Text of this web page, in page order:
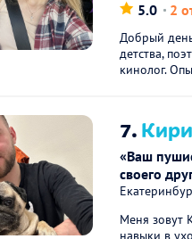
5.0 2
Добрый
детства,
кинолог.
7.
«Ваш
своего
Меня зовут
навыки в